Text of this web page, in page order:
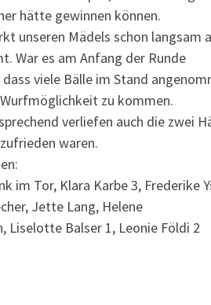
hätte gewinnen können.
unseren Mädels schon
War es am Anfang der Runde
dass viele Bälle im Stand
zu kommen.
verliefen auch die zwei
waren.
im Tor, Klara Karbe 3,
Jette Lang, Helene
Liselotte Balser 1, Leonie Földi 2